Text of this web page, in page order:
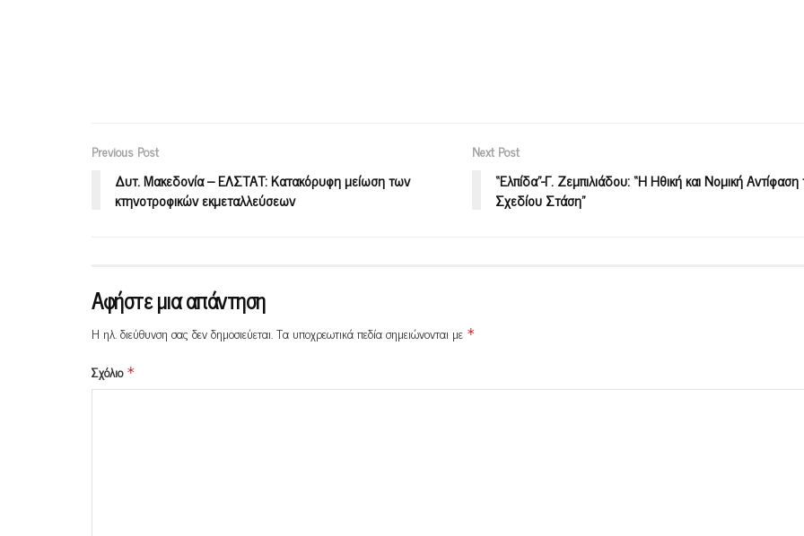
Previous Post
Δυτ. Μακεδονία – ΕΛΣΤΑΤ: Κατακόρυφη μείωση των
κτηνοτροφικών εκμεταλλεύσεων
Next Post
“Ελπίδα”-Γ. Ζεμπιλιάδου: “Η Ηθική και Νομική
Σχεδίου Στάση”
Αφήστε μια απάντηση
Η ηλ. διεύθυνση σας δεν δημοσιεύεται.Τα υποχρεωτικά πεδία σημειώνονται με *
Σχόλιο *